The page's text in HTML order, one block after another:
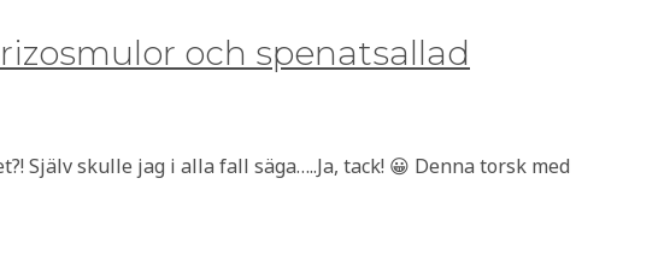
och spenatsallad
Själv skulle jag i alla fall säga…..Ja, tack! 😀 Denna torsk med